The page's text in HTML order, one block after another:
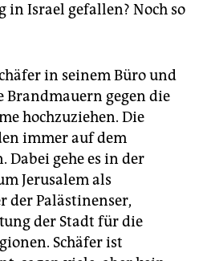
in Israel gefallen? Noch so
in seinem Büro und
Brandmauern gegen die
hochzuziehen. Die
immer auf dem
Dabei gehe es in der
Jerusalem als
der Palästinenser,
der Stadt für die
Schäfer ist